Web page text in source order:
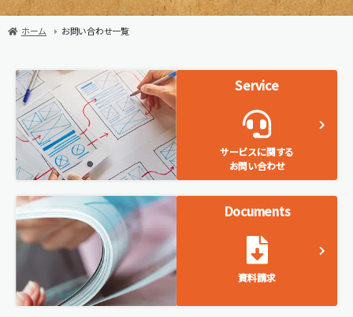
ホーム お問い合わせ一覧
サービスに関する
お問い合わせ
資料請求